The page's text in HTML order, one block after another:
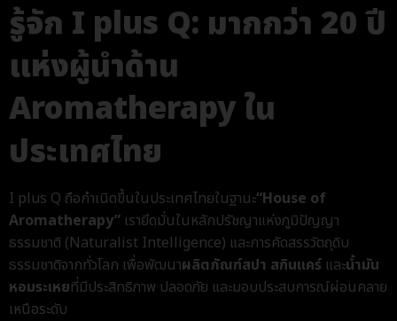
รู้จัก I plus Q: มากกว่า 20 ปี
แห่งผู้นำด้าน
Aromatherapy ใน
ประเทศไทย
I plus Q ถือกำเนิดขึ้นในประเทศไทยในฐานะ“House of
Aromatherapy” เรายึดมั่นในหลักปรัชญาแห่งภูมิปัญญา
ธรรมชาติ (Naturalist Intelligence) และการคัดสรรวัตถุดิบ
ธรรมชาติจากทั่วโลก เพื่อพัฒนาผลิตภัณฑ์สปา สกินแคร์ และน้ำมัน
หอมระเหยที่มีประสิทธิภาพ ปลอดภัย และมอบประสบการณ์ผ่อนคลาย
เหนือระดับ